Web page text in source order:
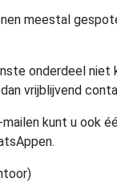
meestal
onderdeel niet
vrijblijvend
kunt u ook